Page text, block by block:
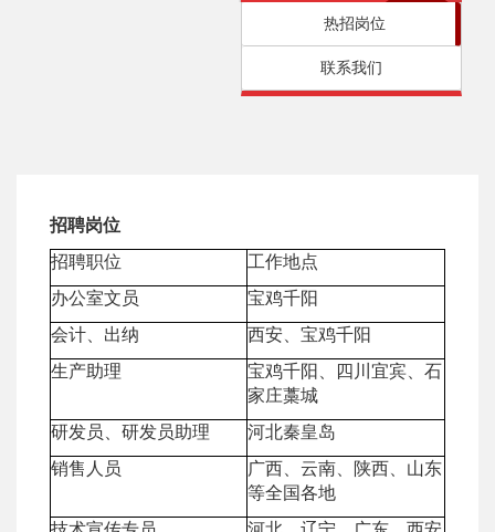
热招岗位
联系我们
招聘岗位
招聘职位
工作地点
办公室文员
宝鸡千阳
会计、出纳
西安、宝鸡千阳
生产助理
宝鸡千阳、四川宜宾、石
家庄藁城
研发员、研发员助理
河北秦皇岛
销售人员
广西 云南 陕西
山东
等全国各地